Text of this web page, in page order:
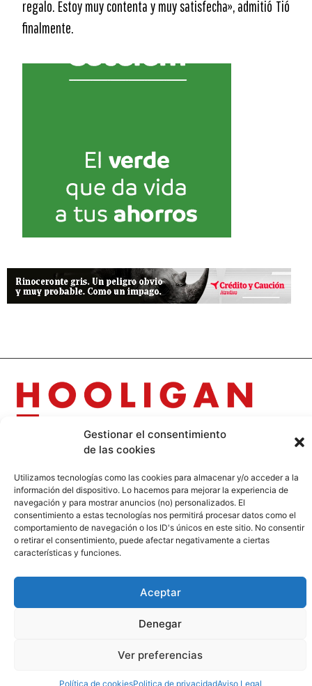
Gestionar el consentimiento
de las cookies
Utilizamos tecnologías como las cookies para almacenar y/o acceder a la
información del dispositivo. Lo hacemos para mejorar la experiencia de
navegación y para mostrar anuncios (no) personalizados. El
consentimiento a estas tecnologías nos permitirá procesar datos como el
comportamiento de navegación o los ID's únicos en este sitio. No consentir
o retirar el consentimiento, puede afectar negativamente a ciertas
características y funciones.
Aceptar
Denegar
Ver preferencias
Política de cookiesPolitica de privacidadAviso Legal
regalo. Estoy muy contenta y muy satisfecha», admitió Tió
finalmente.
Contacto
Calle Pinar, 5, 28006 Madrid
+34 91 745 58 38
redaccion@hooligan.es
Paginas legales
Aviso legal